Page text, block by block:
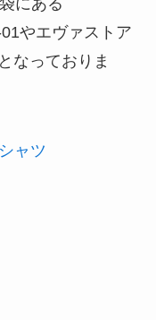
やエヴァストア
なっておりま
ャツ